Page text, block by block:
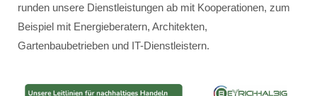
runden unsere Dienstleistungen ab mit Kooperationen, zum
Beispiel mit Energieberatern, Architekten,
Gartenbaubetrieben und IT-Dienstleistern.